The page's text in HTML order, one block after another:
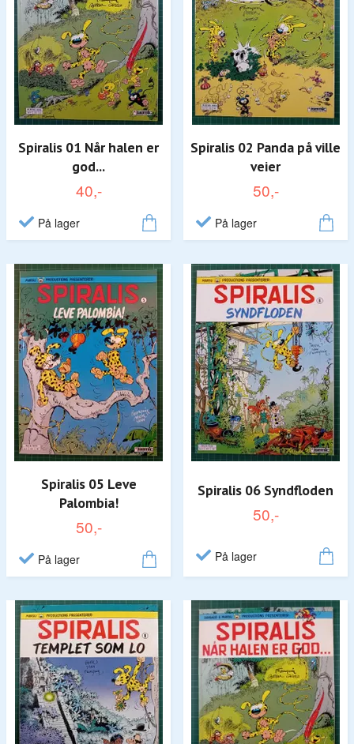
Spiralis 01 Når halen er
god...
40,-
På lager
Spiralis 02 Panda på ville
veier
50,-
På lager
Spiralis 05 Leve
Palombia!
50,-
På lager
Spiralis 06 Syndfloden
50,-
På lager